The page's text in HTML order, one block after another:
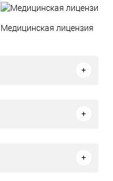
Медицинская лицензия